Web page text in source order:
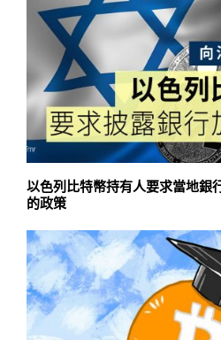
以色列比特幣持有人要求當地銀
的政策